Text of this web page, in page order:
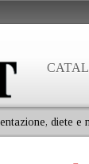
diete e